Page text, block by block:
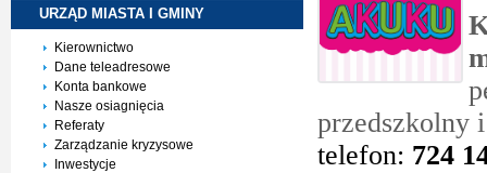
URZĄD MIASTA I GMINY
Kierownictwo
Dane teleadresowe
Konta bankowe
Nasze osiagnięcia
Referaty
Zarządzanie kryzysowe
Inwestycje
przedszkolny
telefon: 724